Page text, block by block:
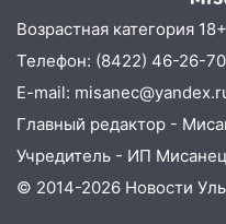
13:14 Ураган
проспекте
13:12 Дерево
Новгородской в
на электрощит
13:10 В
Возрастная категория 18+
Телефон: (8422) 46-26-70
E-mail:
Главный редактор -
Учредитель - ИП
© 2014-2026 Новости